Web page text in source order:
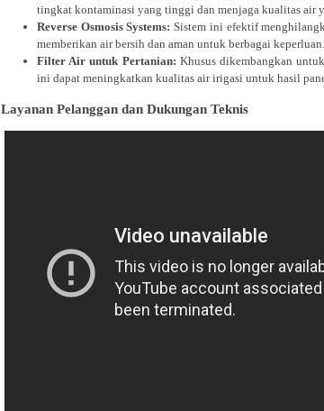
tingkat kontaminasi yang tinggi dan menjaga kualitas air
Reverse Osmosis Systems: Sistem ini efektif
memberikan air bersih dan aman untuk berbagai keperluan.
Filter Air untuk Pertanian: Khusus dikembangkan
ini dapat meningkatkan kualitas air irigasi untuk hasil
Layanan Pelanggan dan Dukungan Teknis